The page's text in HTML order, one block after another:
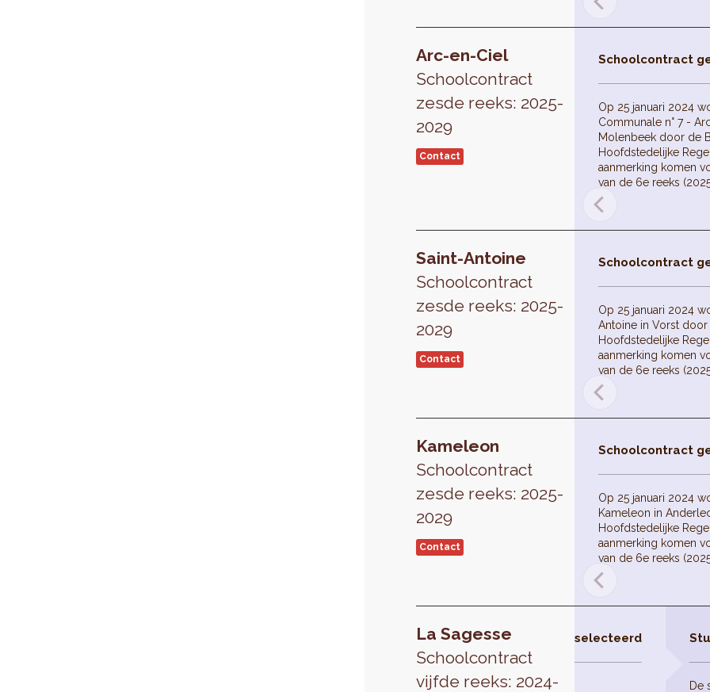
Arc-en-Ciel
Schoolcontract
zesde reeks: 2025-
2029
Contact
Schoolcontract
Op 25 januari 2024
Communale n° 7 -
Molenbeek door de
Hoofdstedelijke
aanmerking komen
van de 6e reeks
Saint-Antoine
Schoolcontract
zesde reeks: 2025-
2029
Contact
Schoolcontract
Op 25 januari 2024
Antoine in Vorst
Hoofdstedelijke
aanmerking komen
van de 6e reeks
Kameleon
Schoolcontract
zesde reeks: 2025-
2029
Contact
Schoolcontract
Op 25 januari 2024
Kameleon in
Hoofdstedelijke
aanmerking komen
van de 6e reeks
La Sagesse
Schoolcontract
vijfde reeks: 2024-
Schoolcontract geselecteerd
De